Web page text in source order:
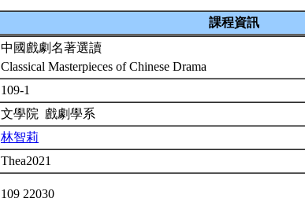
課程資訊
中國戲劇名著選讀
Classical Masterpieces of Chinese Drama
109-1
文學院 戲劇學系
林智莉
Thea2021
109 22030